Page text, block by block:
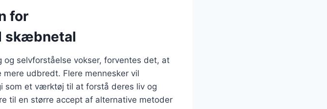
for
skæbnetal
selvforståelse vokser, forventes det, at
udbredt. Flere mennesker vil
som et værktøj til at forstå deres liv og
til en større accept af alternative metoder